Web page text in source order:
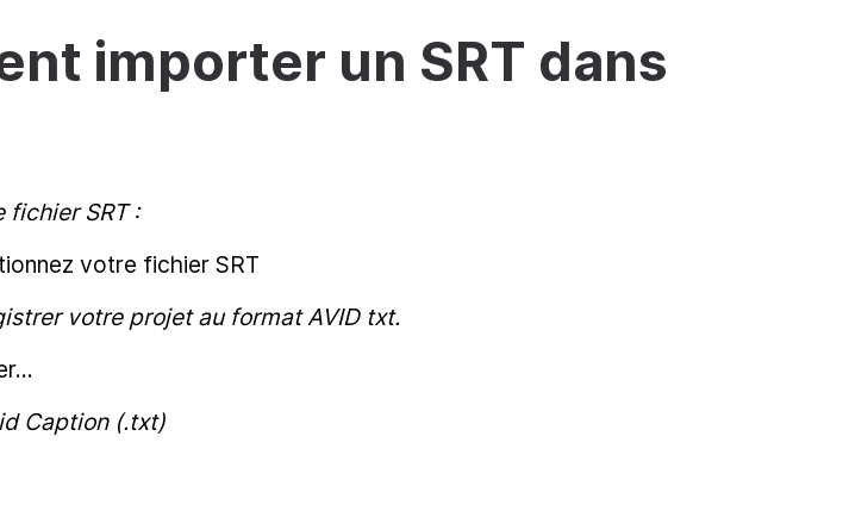
importer un SRT dans
fichier SRT :
votre fichier SRT
votre projet au format AVID txt.
Caption (.txt)